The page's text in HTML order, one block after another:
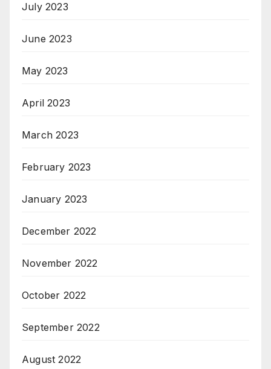
July 2023
June 2023
May 2023
April 2023
March 2023
February 2023
January 2023
December 2022
November 2022
October 2022
September 2022
August 2022